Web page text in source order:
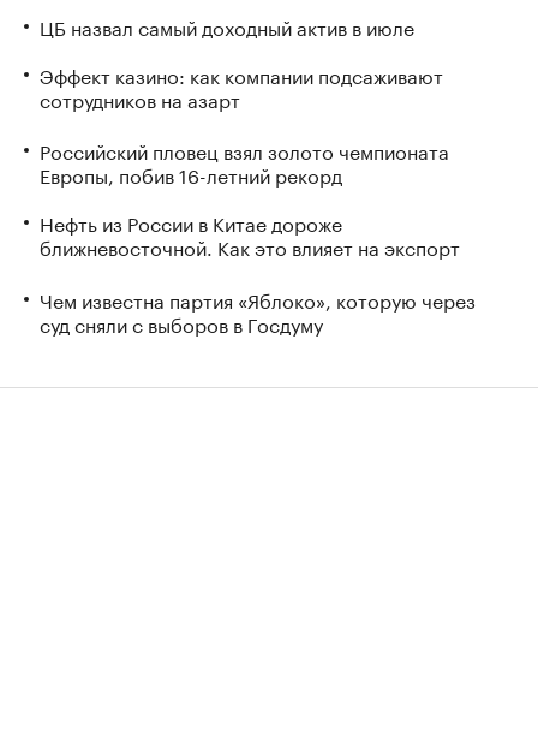
ЦБ назвал самый доходный актив в июле
Эффект казино: как компании подсаживают
сотрудников на азарт
Российский пловец взял золото чемпионата
Европы, побив 16-летний рекорд
Нефть из России в Китае дороже
ближневосточной. Как это влияет на экспорт
Чем известна партия «Яблоко», которую через
суд сняли с выборов в Госдуму